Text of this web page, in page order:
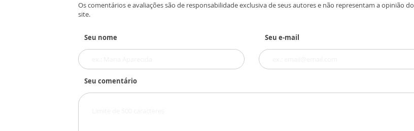
Os comentários e avaliações são de responsabilidade exclusiva de seus autores e não representam a opinião do
site.
Seu nome Seu e-mail
Seu comentário